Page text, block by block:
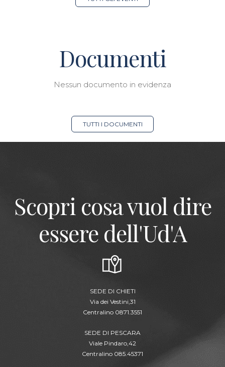
Documenti
Nessun documento in evidenza
TUTTI I DOCUMENTI
Scopri cosa vuol dire
essere dell'Ud'A
SEDE DI CHIETI
Via dei Vestini,31
Centralino 0871.3551
SEDE DI PESCARA
Viale Pindaro,42
Centralino 085.45371